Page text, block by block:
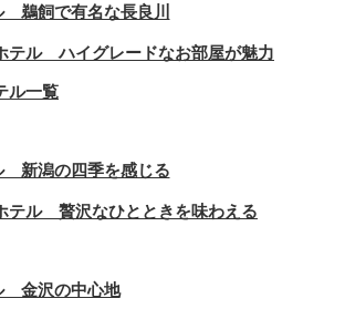
鵜飼で有名な長良川
テル ハイグレードなお部屋が魅力
ル一覧
新潟の四季を感じる
テル 贅沢なひとときを味わえる
金沢の中心地